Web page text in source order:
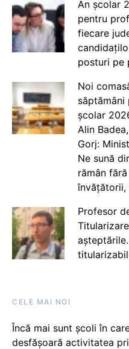
An școlar
pentru
fiecare
posturi pe
Noi
săptămâni
școlar
Alin
Gorj:
Ne sună
rămân
învățătorii,
Profesor
CELE MAI NOI
Încă mai sunt școli în
desfășoară activitatea